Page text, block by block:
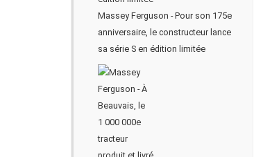
Massey Ferguson - Pour son 175e
anniversaire, le constructeur lance
sa série S en édition limitée